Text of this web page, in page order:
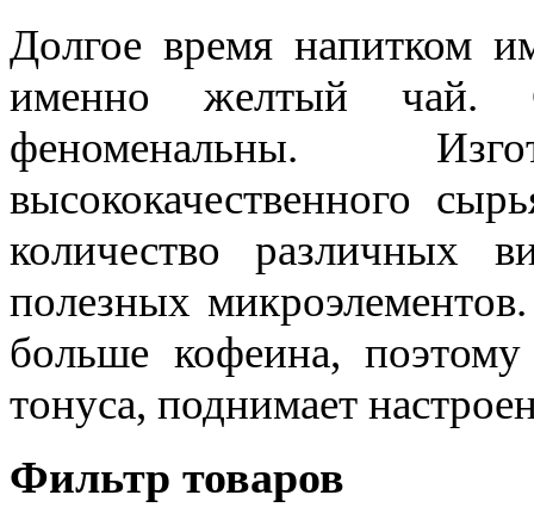
Долгое время напитком
именно желтый чай.
феноменальны.
высококачественного
количество различных
полезных
больше кофеина,
тонуса, поднимает
Фильтр товаров